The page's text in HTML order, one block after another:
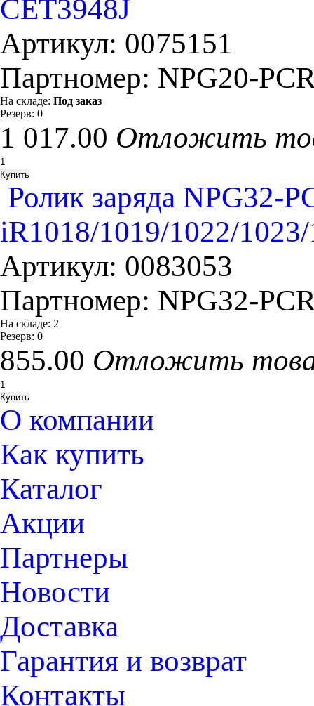
CET3948J
Артикул: 0075151
Партномер: NPG20-
На складе: Под заказ
Резерв: 0
1 017.00 Отложить
Ролик заряда NPG32-
iR1018/1019/1022/
Артикул: 0083053
Партномер: NPG32-
На складе: 2
Резерв: 0
855.00 Отложить
О компании
Как купить
Каталог
Акции
Партнеры
Новости
Доставка
Гарантия и возврат
Контакты